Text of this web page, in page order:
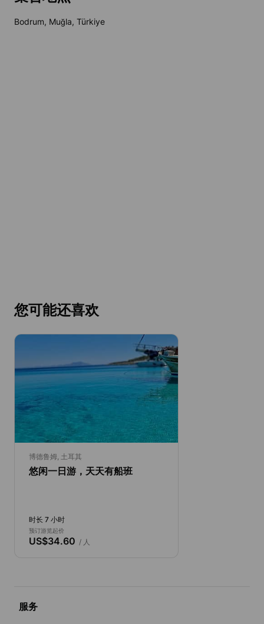
Bodrum, Muğla, Türkiye
您可能还喜欢
博德鲁姆, 土耳其
悠闲一日游，天天有船班
时长 7 小时
预订游览起价
US$34.60 / 人
服务